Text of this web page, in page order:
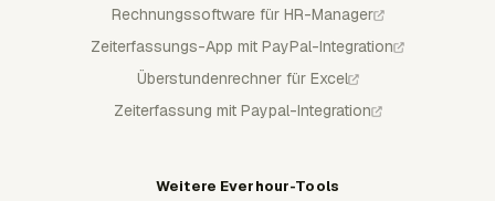
Rechnungssoftware für HR-Manager
Zeiterfassungs-App mit PayPal-Integration
Überstundenrechner für Excel
Zeiterfassung mit Paypal-Integration
Weitere Everhour-Tools